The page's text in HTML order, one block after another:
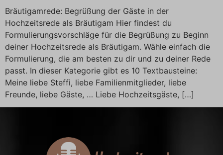
Bräutigamrede: Begrüßung der Gäste in der
Hochzeitsrede als Bräutigam Hier findest du
Formulierungsvorschläge für die Begrüßung zu Beginn
deiner Hochzeitsrede als Bräutigam. Wähle einfach die
Formulierung, die am besten zu dir und zu deiner Rede
passt. In dieser Kategorie gibt es 10 Textbausteine:
Meine liebe Steffi, liebe Familienmitglieder, liebe
Freunde, liebe Gäste, … Liebe Hochzeitsgäste, […]